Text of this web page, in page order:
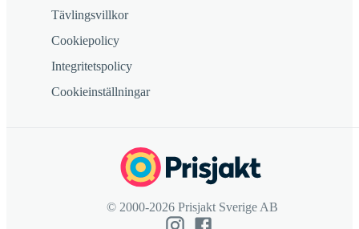
Tävlingsvillkor
Cookiepolicy
Integritetspolicy
Cookieinställningar
© 2000-2026 Prisjakt Sverige AB